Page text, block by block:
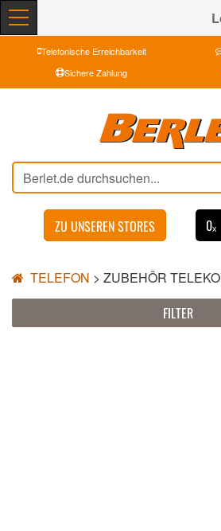
Telefonische Erreichbarkeit
Sichere Zahlung
ZU UNSEREN STORES 0ₓ
TELEFON > ZUBEHÖR
FILTER